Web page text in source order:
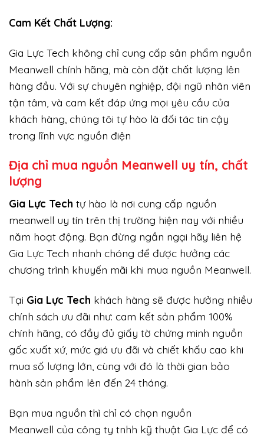
Cam Kết Chất Lượng:
Gia Lực Tech không chỉ cung cấp sản phẩm nguồn
Meanwell chính hãng, mà còn đặt chất lượng lên
hàng đầu. Với sự chuyên nghiệp, đội ngũ nhân viên
tận tâm, và cam kết đáp ứng mọi yêu cầu của
khách hàng, chúng tôi tự hào là đối tác tin cậy
trong lĩnh vực nguồn điện
Địa chỉ mua nguồn Meanwell uy tín, chất
lượng
Gia Lực Tech tự hào là nơi cung cấp nguồn
meanwell uy tín trên thị trường hiện nay với nhiều
năm hoạt động. Bạn đừng ngần ngại hãy liên hệ
Gia Lực Tech nhanh chóng để được hưởng các
chương trình khuyến mãi khi mua nguồn Meanwell.
Tại Gia Lực Tech khách hàng sẽ được hưởng nhiều
chính sách ưu đãi như: cam kết sản phẩm 100%
chính hãng, có đầy đủ giấy tờ chứng minh nguồn
gốc xuất xứ, mức giá ưu đãi và chiết khấu cao khi
mua số lượng lớn, cùng với đó là thời gian bảo
hành sản phẩm lên đến 24 tháng.
Bạn mua nguồn thì chỉ có chọn nguồn
Meanwell của công ty tnhh kỹ thuật Gia Lực để có